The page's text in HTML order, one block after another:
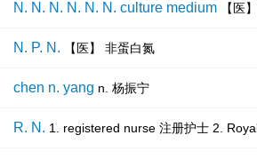
N. N. N. N. N. N. culture medium 【医
N. P. N. 【医】 非蛋白氮
chen n. yang n. 杨振宁
R. N. 1. registered nurse 注册护士 2.